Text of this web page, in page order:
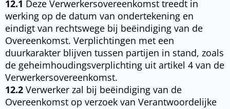
12.1 Deze Verwerkersovereenkomst treedt in
werking op de datum van ondertekening en
eindigt van rechtswege bij beëindiging van de
Overeenkomst. Verplichtingen met een
duurkarakter blijven tussen partijen in stand, zoals
de geheimhoudingsverplichting uit artikel 4 van de
Verwerkersovereenkomst.
12.2 Verwerker zal bij beëindiging van de
Overeenkomst op verzoek van Verantwoordelijke